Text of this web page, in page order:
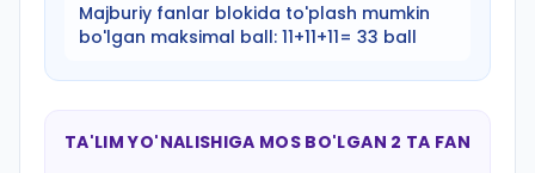
Majburiy fanlar blokida to'plash mumkin
bo'lgan maksimal ball: 11+11+11= 33 ball
TA'LIM YO'NALISHIGA MOS BO'LGAN 2 TA FAN